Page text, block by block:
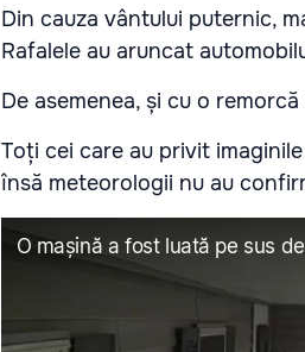
Din cauza vântului puternic,
Rafalele au aruncat
De asemenea, și cu o
Toți cei care au privit
însă meteorologii nu au